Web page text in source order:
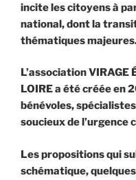
incite les citoyens à
national, dont la
thématiques
L’association VIRAGE
LOIRE a été créée en
bénévoles,
soucieux de l’urgence
Les propositions qui
schématique,